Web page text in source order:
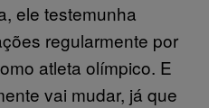
ele testemunha
regularmente por
atleta olímpico. E
vai mudar, já que